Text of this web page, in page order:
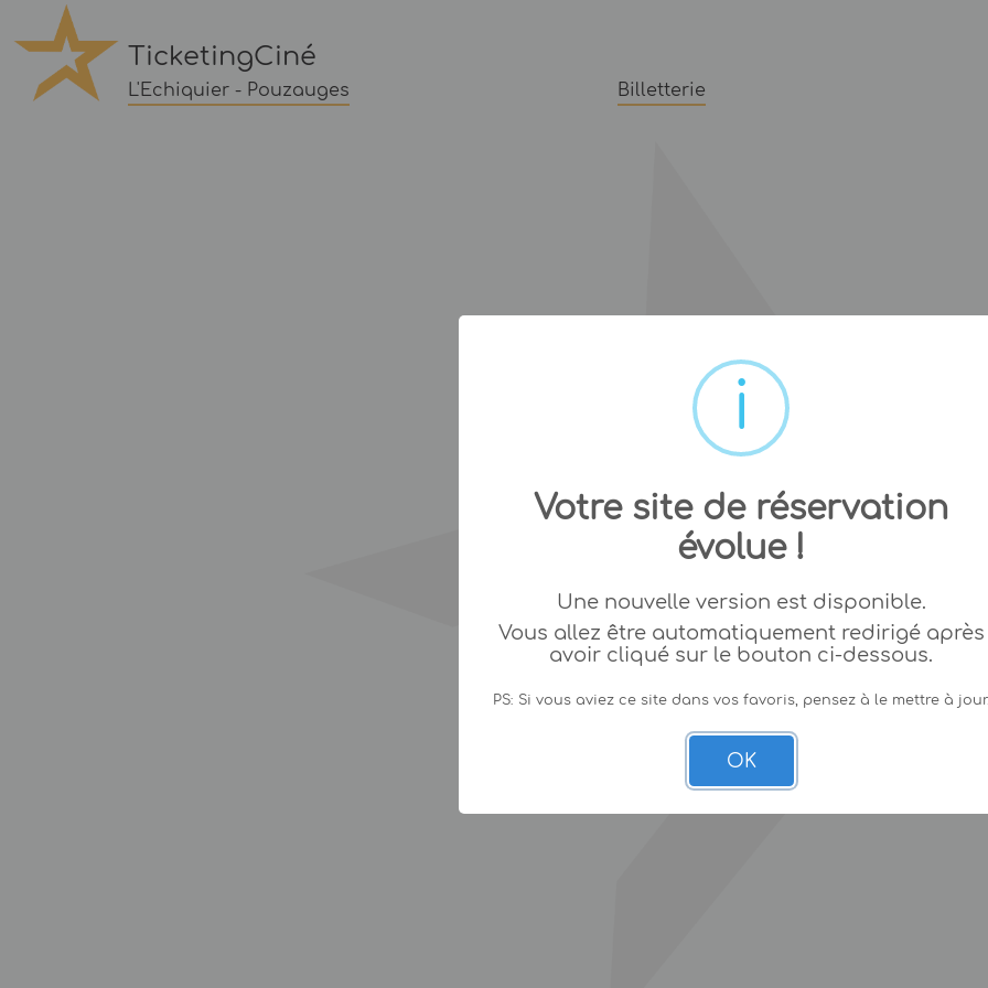
TicketingCiné
L'Echiquier - Pouzauges Billetterie
Votre site de réservation
évolue !
Une nouvelle version est disponible.
Vous allez être automatiquement redirigé après
avoir cliqué sur le bouton ci-dessous.
PS: Si vous aviez ce site dans vos favoris, pensez à le mettre à
OK